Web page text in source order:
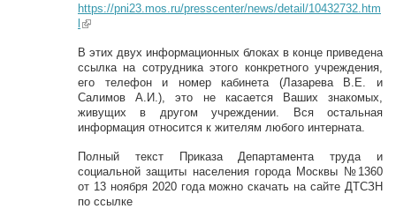
https://pni23.mos.ru/presscenter/news/detail/10432732.htm
l (link is external)
В этих двух информационных блоках в конце приведена
ссылка на сотрудника этого конкретного учреждения,
его телефон и номер кабинета (Лазарева В.Е. и
Салимов А.И.), это не касается Ваших знакомых,
живущих в другом учреждении. Вся остальная
информация относится к жителям любого интерната.
Полный текст Приказа Департамента труда и
социальной защиты населения города Москвы №1360
от 13 ноября 2020 года можно скачать на сайте ДТСЗН
по ссылке